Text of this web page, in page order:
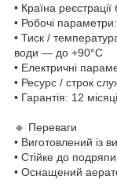
• Країна
• Робочі
• Тиск /
води — до +90°C
• Електричні
• Ресурс / строк
• Гарантія: 12
🔹 Переваги
• Виготовлений із
• Стійке до
• Оснащений